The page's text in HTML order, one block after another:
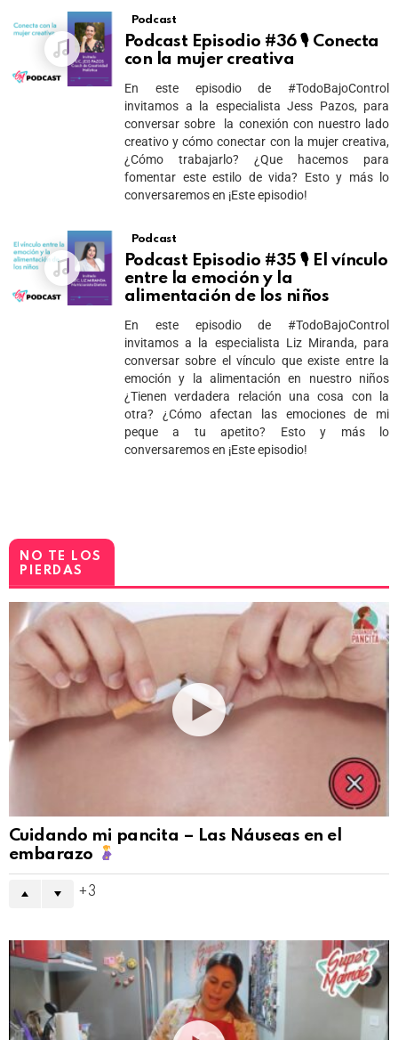
Podcast
Podcast Episodio #36 🎙 Conecta
con la mujer creativa
En este episodio de #TodoBajoControl
invitamos a la especialista Jess Pazos, para
conversar sobre la conexión con nuestro lado
creativo y cómo conectar con la mujer creativa,
¿Cómo trabajarlo? ¿Que hacemos para
fomentar este estilo de vida? Esto y más lo
conversaremos en ¡Este episodio!
Podcast
Podcast Episodio #35 🎙 El vínculo
entre la emoción y la
alimentación de los niños
En este episodio de #TodoBajoControl
invitamos a la especialista Liz Miranda, para
conversar sobre el vínculo que existe entre la
emoción y la alimentación en nuestro niños
¿Tienen verdadera relación una cosa con la
otra? ¿Cómo afectan las emociones de mi
peque a tu apetito? Esto y más lo
conversaremos en ¡Este episodio!
NO TE LOS
PIERDAS
Cuidando mi pancita – Las Náuseas en el
embarazo
3